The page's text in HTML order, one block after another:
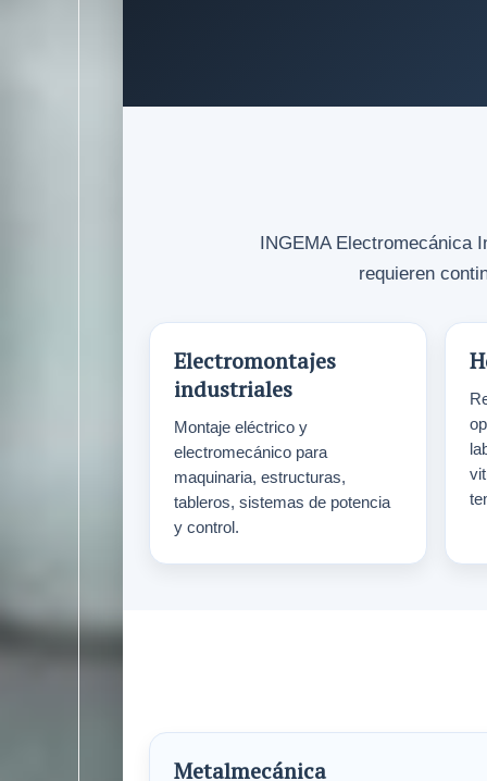
INGEMA Electromecánica
requieren
Electromontajes
industriales
Montaje eléctrico y
electromecánico para
maquinaria, estructuras,
tableros, sistemas de potencia
y control.
Metalmecánica